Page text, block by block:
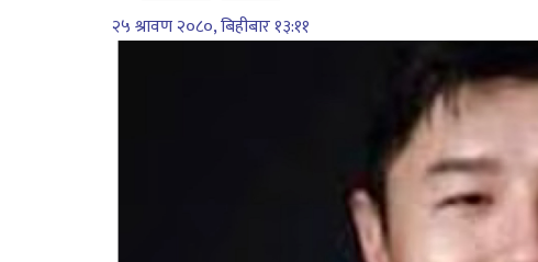
२५ श्रावण २०८०, बिहीबार १३:११